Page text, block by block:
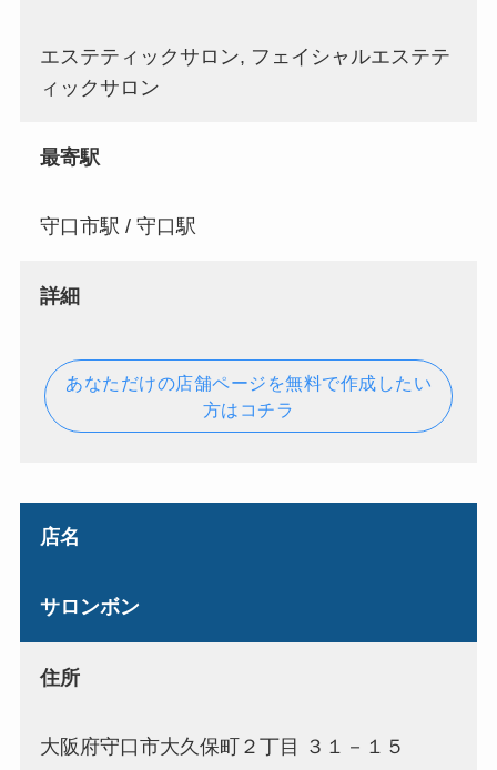
エステティックサロン, フェイシャルエステテ
ィックサロン
最寄駅
守口市駅 / 守口駅
詳細
あなただけの店舗ページを無料で作成したい
方はコチラ
店名
サロンボン
住所
大阪府守口市大久保町２丁目 ３１－１５